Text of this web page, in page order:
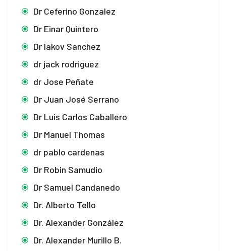
Dr Ceferino Gonzalez
Dr Einar Quintero
Dr Iakov Sanchez
dr jack rodriguez
dr Jose Peñate
Dr Juan José Serrano
Dr Luis Carlos Caballero
Dr Manuel Thomas
dr pablo cardenas
Dr Robin Samudio
Dr Samuel Candanedo
Dr. Alberto Tello
Dr. Alexander González
Dr. Alexander Murillo B.